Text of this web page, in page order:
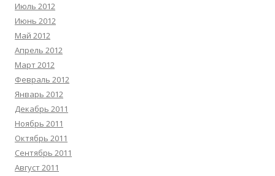
Июль 2012
Июнь 2012
Май 2012
Апрель 2012
Март 2012
Февраль 2012
Январь 2012
Декабрь 2011
Ноябрь 2011
Октябрь 2011
Сентябрь 2011
Август 2011